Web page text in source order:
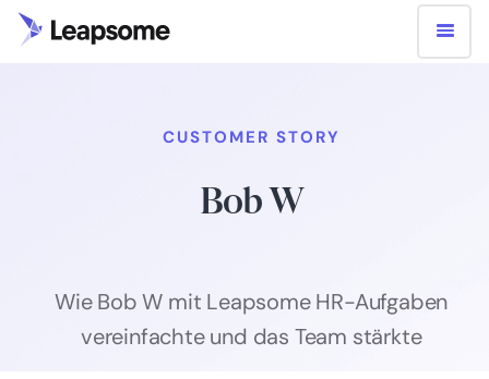
CUSTOMER STORY
Bob W
Wie Bob W mit Leapsome HR-Aufgaben
vereinfachte und das Team stärkte